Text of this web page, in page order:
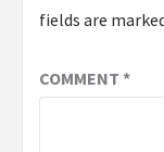
fields are
COMMENT *